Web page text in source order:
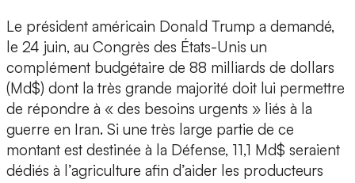
Le président américain Donald Trump a demandé,
le 24 juin, au Congrès des États-Unis un
complément budgétaire de 88 milliards de dollars
(Md$) dont la très grande majorité doit lui permettre
de répondre à « des besoins urgents » liés à la
guerre en Iran. Si une très large partie de ce
montant est destinée à la Défense, 11,1 Md$ seraient
dédiés à l’agriculture afin d’aider les producteurs